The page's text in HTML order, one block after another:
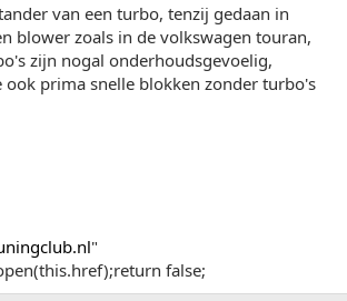
van een turbo, tenzij gedaan in
blower zoals in de volkswagen touran,
zijn nogal onderhoudsgevoelig,
ook prima snelle blokken zonder turbo's
"
false;